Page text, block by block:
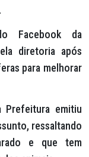
Facebook da
diretoria após
para melhorar
Prefeitura emitiu
ressaltando
e que tem